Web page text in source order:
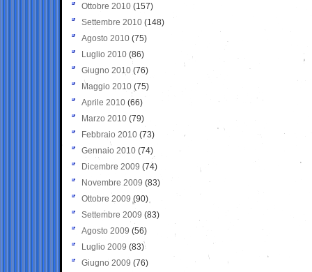
Ottobre 2010 (157)
Settembre 2010 (148)
Agosto 2010 (75)
Luglio 2010 (86)
Giugno 2010 (76)
Maggio 2010 (75)
Aprile 2010 (66)
Marzo 2010 (79)
Febbraio 2010 (73)
Gennaio 2010 (74)
Dicembre 2009 (74)
Novembre 2009 (83)
Ottobre 2009 (90)
Settembre 2009 (83)
Agosto 2009 (56)
Luglio 2009 (83)
Giugno 2009 (76)